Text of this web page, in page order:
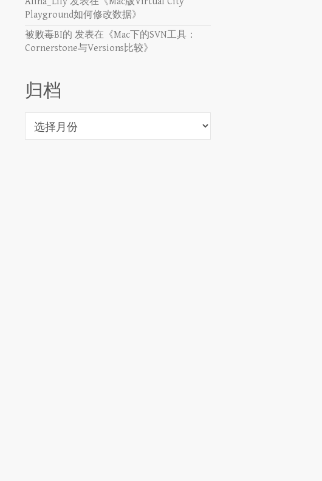
Playground如何修改数据》
被败毒BI的 发表在《Mac下的SVN工具：
Cornerstone与Versions比较》
归档
档